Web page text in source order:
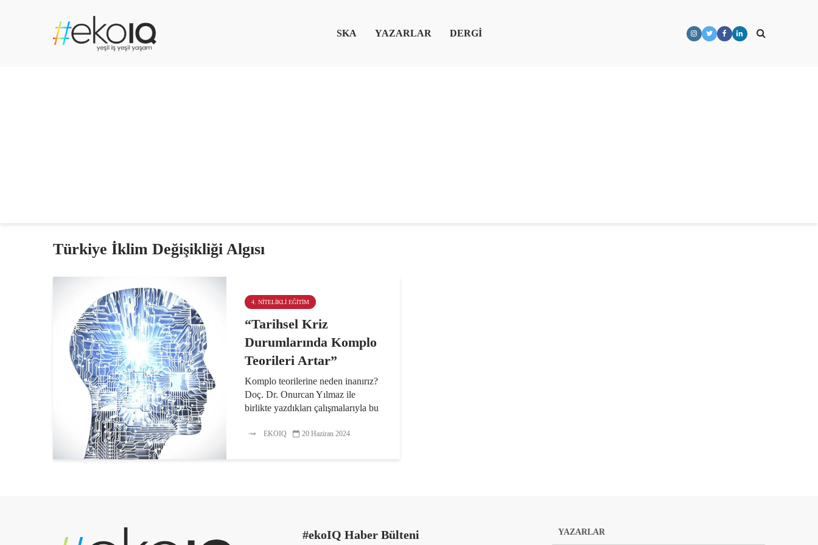
SKA YAZARLAR DERGİ
Türkiye İklim Değişikliği Algısı
4. NITELIKLI EĞITIM
“Tarihsel Kriz
Durumlarında Komplo
Teorileri Artar”
Komplo teorilerine neden inanırız?
Doç. Dr. Onurcan Yılmaz ile
birlikte yazdıkları çalışmalarıyla bu
Üniversitesi öğretim üyesi Doç. Dr.
EKOIQ 20 Haziran 2024
#ekoIQ Haber Bülteni YAZARLAR